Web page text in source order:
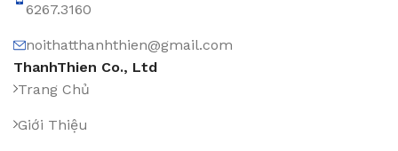
6267.3160
noithatthanhthien@gmail.com
ThanhThien Co., Ltd
Trang Chủ
Giới Thiệu